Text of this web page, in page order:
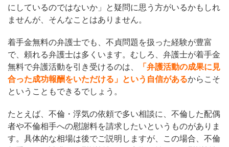
にしているのではないか」と疑問に思う方がいるかもしれ
ませんが、そんなことはありません。
着手金無料の弁護士でも、不貞問題を扱った経験が豊富
で、頼れる弁護士は多くいます。むしろ、弁護士が着手金
無料で弁護活動を引き受けるのは、
「弁護活動の成果に見
合った成功報酬をいただける」という自信があるからこそ
ということもできるでしょう。
たとえば、不倫・浮気の依頼で多い相談に、不倫した配偶
者や不倫相手への慰謝料を請求したいというものがありま
す。具体的な相場は後でご説明しますが、この場合、不倫